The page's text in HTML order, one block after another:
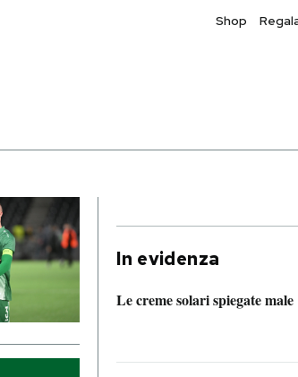
Shop
In evidenza
Le creme solari spiegate male